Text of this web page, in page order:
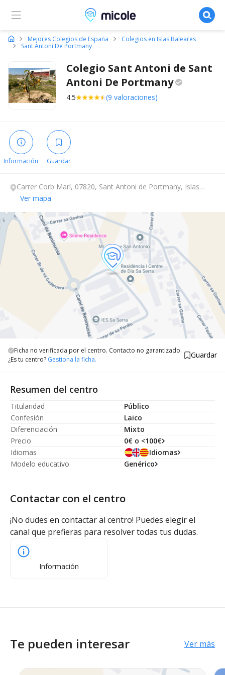
Micole, buscador de colegios
Mejores Colegios de España
Colegios en Islas Baleares
Sant Antoni De Portmany
Colegio Sant Antoni de Sant
Antoni De Portmany
4.5 (9 valoraciones)
Información Guardar
Carrer Corb Marí, 07820, Sant Antoni de Portmany, Islas
Baleares.
Ver mapa
Ficha no verificada por el centro. Contacto no garantizado.
¿Es tu centro? Gestiona la ficha. Guardar
Resumen del centro
Titularidad
Público
Confesión
Laico
Diferenciación
Mixto
Precio
0€ o <100€
Idiomas
Idiomas
Modelo educativo
Genérico
Contactar con el centro
¡No dudes en contactar al centro! Puedes elegir el
canal que prefieras para resolver todas tus dudas.
Información
Te pueden interesar Ver más